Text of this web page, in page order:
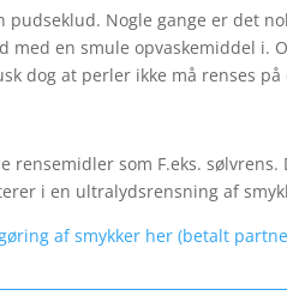
pudseklud. Nogle gange er det
med en smule opvaskemiddel
dog at perler ikke må renses
rensemidler som F.eks.
i en ultralydsrensning af
af smykker her (betalt